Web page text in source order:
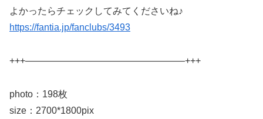
よかったらチェックしてみてくださいね♪
https://fantia.jp/fanclubs/3493
+++—————————————————+++
photo：198枚
size：2700*1800pix